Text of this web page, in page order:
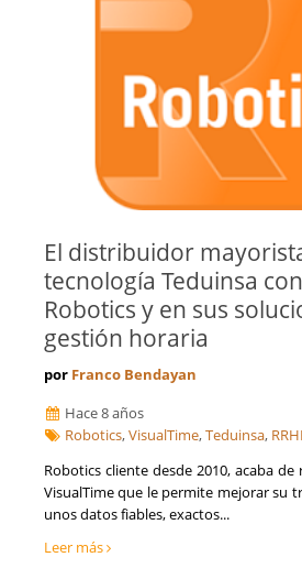
El distribuidor
tecnología Teduinsa
Robotics y en sus
gestión horaria
por Franco Bendayan
Hace 8 años
Robotics,VisualTime,Teduinsa,
Robotics cliente desde 2010, acaba
VisualTime que le permite mejorar su
unos datos fiables, exactos...
Leer más